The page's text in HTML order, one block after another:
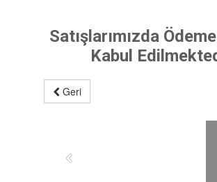
Satışlarımızda
Kabul
Geri